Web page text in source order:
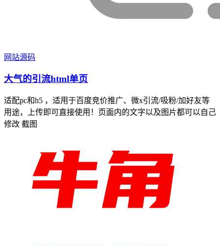
网站源码
大气的引流html单页
适配pc和h5 ，适用于百度竞价推广、微x引流/吸粉/加好友等
用途，上传即可直接使用！页面内的文字以及图片都可以自己
修改 截图